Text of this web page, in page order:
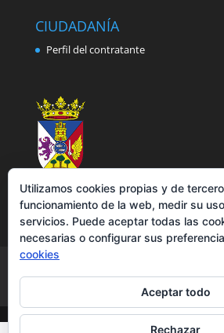
CIUDADANÍA
Perfil del contratante
Política de cookies
Utilizamos cookies propias y de
funcionamiento de la web, medir su
servicios. Puede aceptar todas las
necesarias o configurar sus
cookies
Aceptar todo
Rechazar